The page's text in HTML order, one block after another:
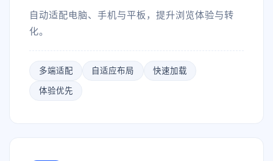
自动适配电脑、手机与平板，提升浏览体验与转
化。
多端适配 自适应布局 快速加载
体验优先